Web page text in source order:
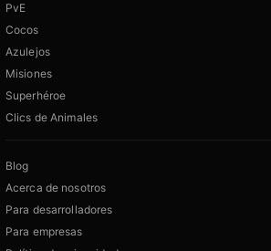
PvE
Cocos
Azulejos
Misiones
Superhéroe
Clics de Animales
Blog
Acerca de nosotros
Para desarrolladores
Para empresas